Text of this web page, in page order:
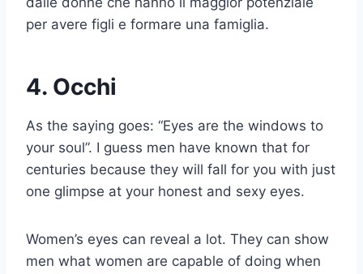
per avere figli e formare una famiglia.
4. Occhi
As the saying goes: “Eyes are the windows to
your soul”. I guess men have known that for
centuries because they will fall for you with just
one glimpse at your honest and sexy eyes.
Women’s eyes can reveal a lot. They can show
men what women are capable of doing when